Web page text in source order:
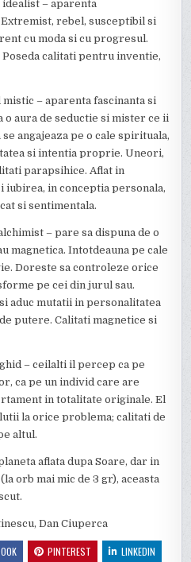
– aparenta
rebel, susceptibil si
cu moda si cu progresul.
Poseda calitati pentru inventie,
– aparenta fascinanta si
aura de seductie si mister ce ii
angajeaza pe o cale spirituala,
si intentia proprie. Uneori,
parapsihice. Aflat in
iubirea, in conceptia personala,
si sentimentala.
– pare sa dispuna de o
magnetica. Intotdeauna pe cale
Doreste sa controleze orice
pe cei din jurul sau.
aduc mutatii in personalitatea
putere. Calitati magnetice si
– ceilalti il percep ca pe
ca pe un individ care are
in totalitate originale. El
la orice problema; calitati de
altul.
aflata dupa Soare, dar in
orb mai mic de 3 gr), aceasta
Dan Ciuperca
PINTEREST LINKEDIN